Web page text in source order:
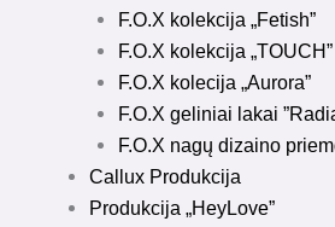
F.O.X kolekcija „Fetish”
F.O.X kolekcija „TOUCH”
F.O.X kolecija „Aurora”
F.O.X geliniai lakai
F.O.X nagų dizaino
Callux Produkcija
Produkcija „HeyLove”